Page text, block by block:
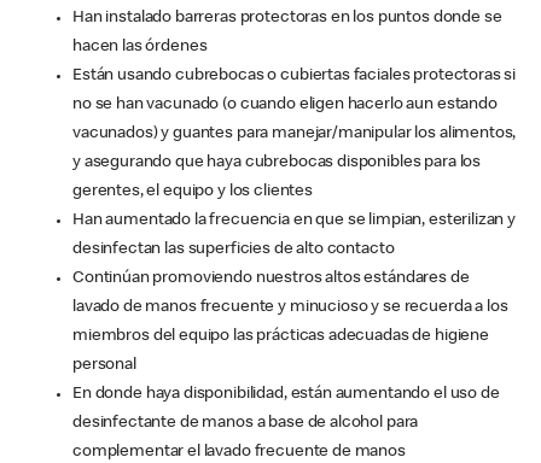
Han instalado barreras protectoras en los puntos donde se
hacen las órdenes
Están usando cubrebocas o cubiertas faciales protectoras si
no se han vacunado (o cuando eligen hacerlo aun estando
vacunados) y guantes para manejar/manipular los alimentos,
y asegurando que haya cubrebocas disponibles para los
gerentes, el equipo y los clientes
Han aumentado la frecuencia en que se limpian, esterilizan y
desinfectan las superficies de alto contacto
Continúan promoviendo nuestros altos estándares de
lavado de manos frecuente y minucioso y se recuerda a los
miembros del equipo las prácticas adecuadas de higiene
personal
En donde haya disponibilidad, están aumentando el uso de
desinfectante de manos a base de alcohol para
complementar el lavado frecuente de manos